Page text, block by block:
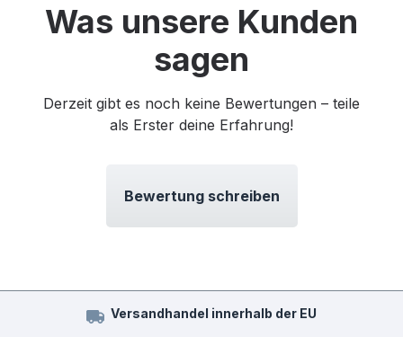
Was unsere Kunden
sagen
Derzeit gibt es noch keine Bewertungen – teile
als Erster deine Erfahrung!
Bewertung schreiben
Versandhandel innerhalb der EU